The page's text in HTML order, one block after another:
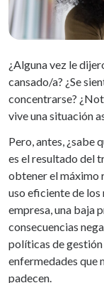
¿Alguna vez le
cansado/a? ¿Se
concentrarse?
vive una situación
Pero, antes, ¿sabe
es el resultado del
obtener el máximo
uso eficiente de
empresa, una baja
consecuencias
políticas de
enfermedades que
padecen.